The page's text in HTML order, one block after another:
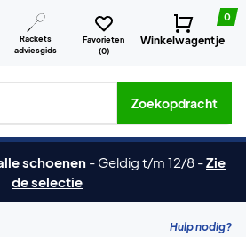
Rackets
adviesgids
Favorieten
(0)
0
Winkelwagentje
merken etc.
Zoekopdracht
schoenen - Geldig t/m 12/8 -Zie
de selectie
Hulp nodig?